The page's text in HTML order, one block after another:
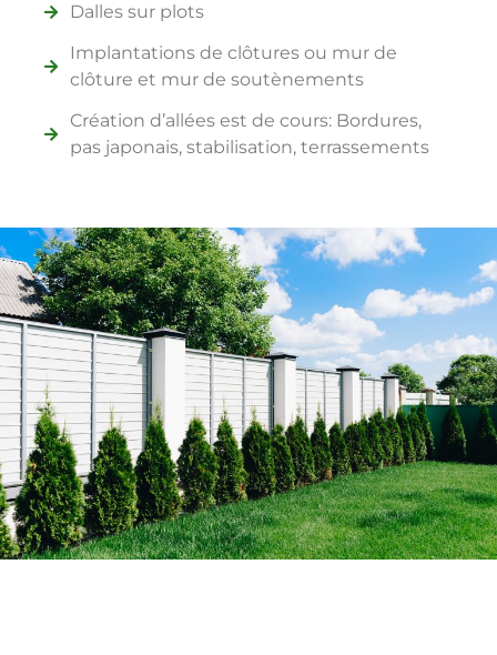
Dalles sur plots
Implantations de clôtures ou mur de
clôture et mur de soutènements
Création d’allées est de cours: Bordures,
pas japonais, stabilisation, terrassements